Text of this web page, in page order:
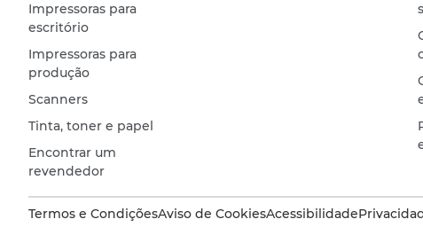
Impressoras para
escritório
Impressoras para
produção
Scanners
Tinta, toner e papel
Encontrar um
revendedor
Termos e CondiçõesAviso de CookiesAcessibilidade